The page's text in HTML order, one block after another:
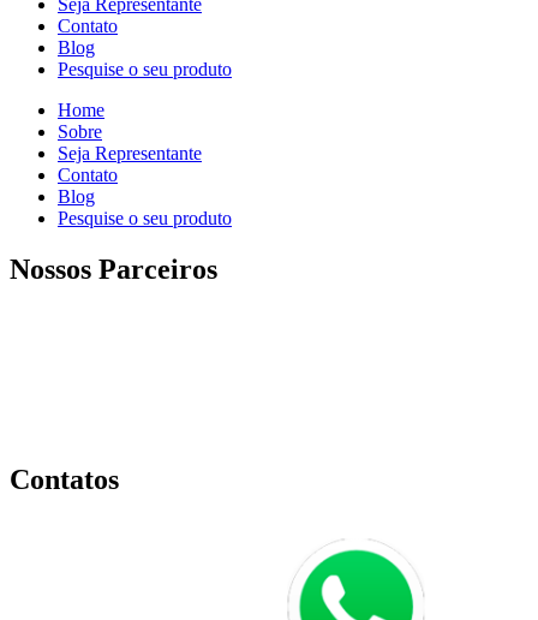
Seja Representante
Contato
Blog
Pesquise o seu produto
Home
Sobre
Seja Representante
Contato
Blog
Pesquise o seu produto
Nossos Parceiros
Contatos